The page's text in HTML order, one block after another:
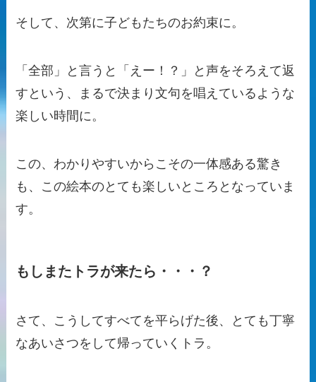
そして、次第に子どもたちのお約束に。
「全部」と言うと「えー！？」と声をそろえて返
すという、まるで決まり文句を唱えているような
楽しい時間に。
この、わかりやすいからこその一体感ある驚き
も、この絵本のとても楽しいところとなっていま
す。
もしまたトラが来たら・・・？
さて、こうしてすべてを平らげた後、とても丁寧
なあいさつをして帰っていくトラ。